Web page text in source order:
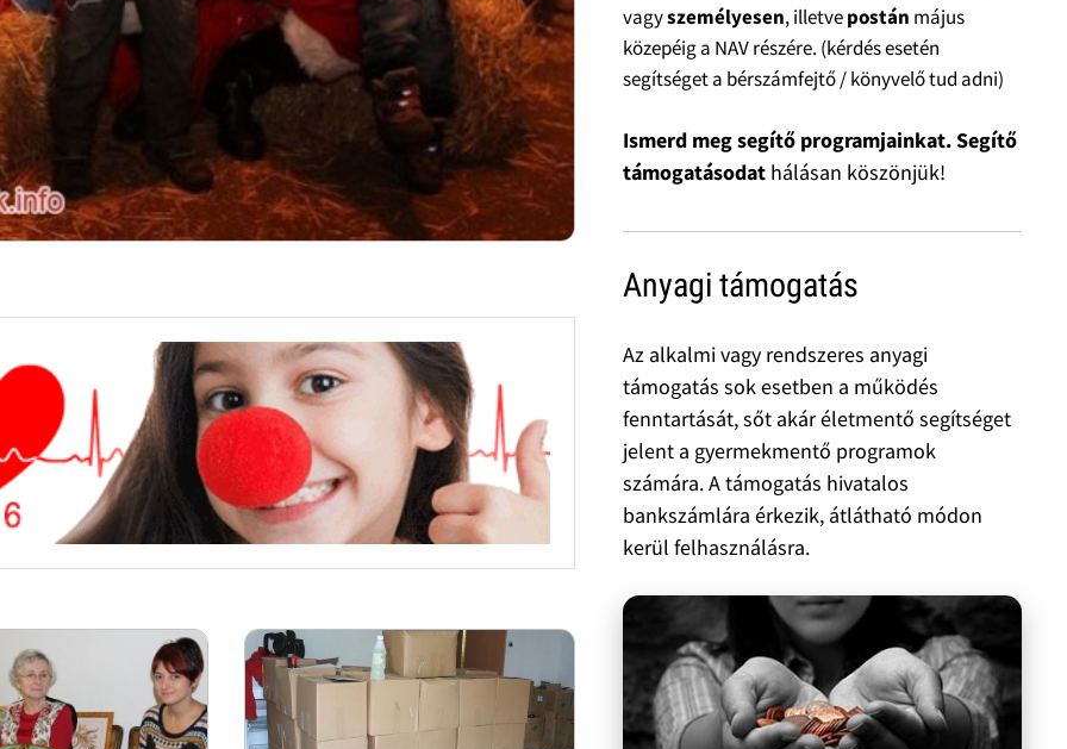
vagyszemélyesen, illetvepostán május
közepéig a NAV részére. (kérdés esetén
segítséget a bérszámfejtő / könyvelő tud adni)
Ismerd meg segítő programjainkat. Segítő
támogatásodat hálásan köszönjük!
Anyagi támogatás
Az alkalmi vagy rendszeres anyagi
támogatás sok esetben a működés
fenntartását, sőt akár életmentő segítséget
jelent a gyermekmentő programok
számára. A támogatás hivatalos
bankszámlára érkezik, átlátható módon
kerül felhasználásra.